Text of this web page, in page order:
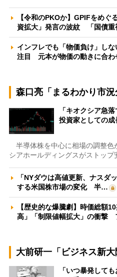
【令和のPKOか】GPIFをめぐ
資拡大」発言の波紋 「国債
インフレでも「物価負け」し
注目 元本が物価の動きに合
森口亮「まるわかり市況
「キオクシア急
投資家としての
半導体株を中心に相場の調整色
シアホールディングスがストップ
「NYダウは高値更新、ナスダ
する米国株市場の変化 半…
【歴史的な爆騰劇】時価総額
高」「制限値幅拡大」の衝撃
大前研一「ビジネス新
「いつ暴発して